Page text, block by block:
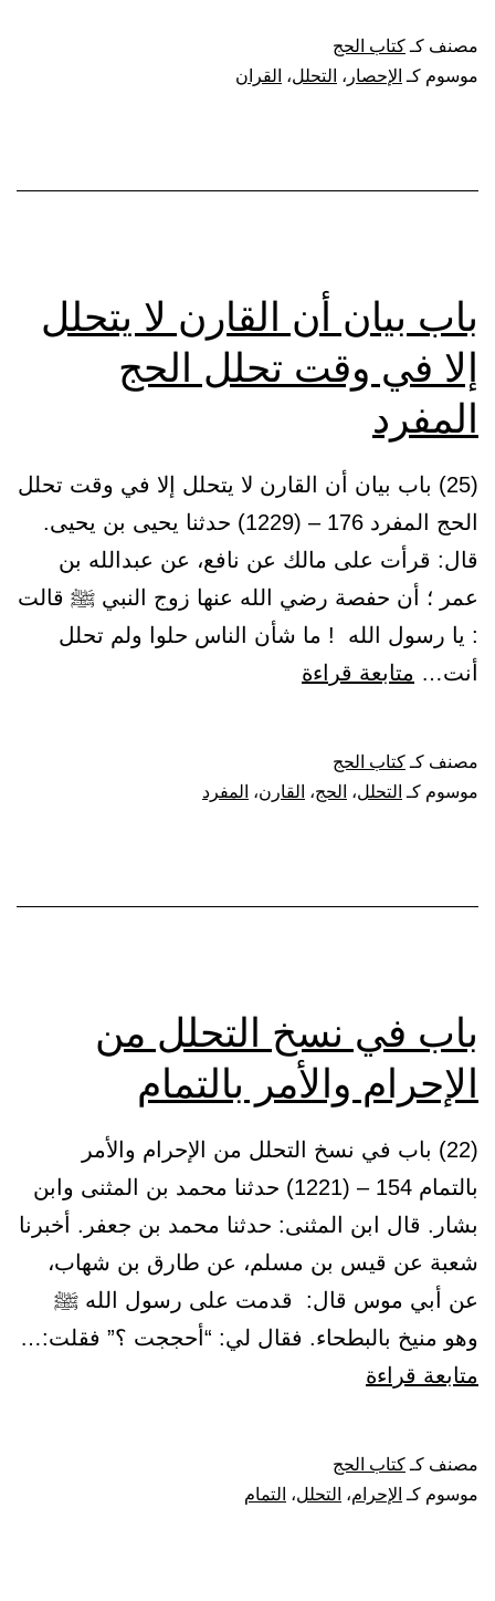
جواز
التحلل
مصنف كـكتاب الحج
موسوم كـ الإحصار ، التحلل، القران
باب بيان أن القارن لا يتحلل
إلا في وقت تحلل الحج
المفرد
(25) باب بيان أن القارن لا يتحلل إلا في وقت تحلل
الحج المفرد 176 – (1229) حدثنا يحيى بن يحيى.
قال: قرأت على مالك عن نافع، عن عبدالله بن
عمر ؛ أن حفصة رضي الله عنها زوج النبي ﷺ قالت
: يا رسول الله ! ما شأن الناس حلوا ولم تحلل
أنت… متابعة قراءة
القارن
الحج
المفرد
مصنف كـكتاب الحج
موسوم كـ التحلل، الحج، القارن، المفرد
باب في نسخ التحلل من
الإحرام والأمر بالتمام
(22) باب في نسخ التحلل من الإحرام والأمر
بالتمام 154 – (1221) حدثنا محمد بن المثنى وابن
بشار. قال ابن المثنى: حدثنا محمد بن جعفر. أخبرنا
شعبة عن قيس بن مسلم، عن طارق بن شهاب،
عن أبي موس قال: قدمت على رسول الله ﷺ
وهو منيخ بالبطحاء. فقال لي: “أحججت ؟” فقلت:…
متابعة قراءة
نسخ
التحلل
مصنف كـكتاب الحج
موسوم كـ الإحرام، التحلل، التمام